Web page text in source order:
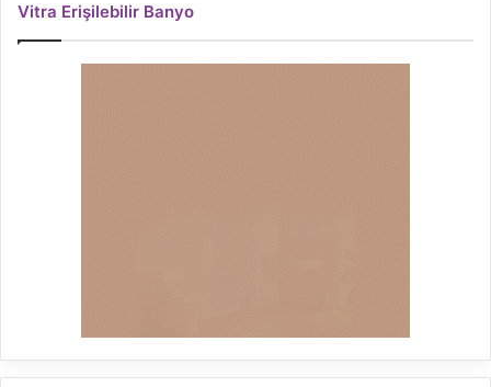
Vitra Erişilebilir Banyo